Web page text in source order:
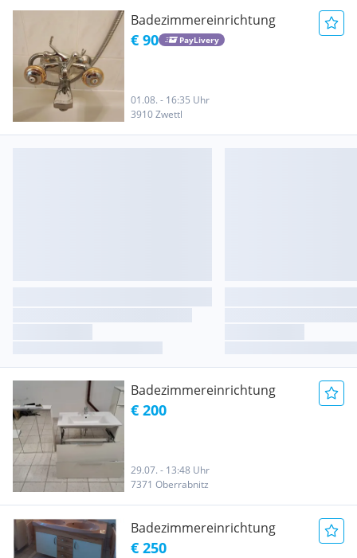
Badezimmereinrichtung
€ 90 PayLivery
01.08. - 16:35 Uhr
3910 Zwettl
Badezimmereinrichtung
€ 200
29.07. - 13:48 Uhr
7371 Oberrabnitz
Badezimmereinrichtung
€ 250